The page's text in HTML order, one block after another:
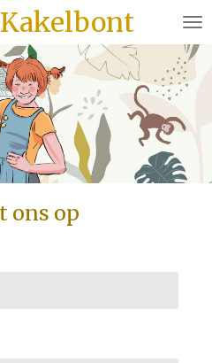
ons op